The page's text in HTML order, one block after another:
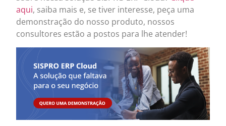
aqui, saiba mais e, se tiver interesse, peça uma
demonstração do nosso produto, nossos
consultores estão a postos para lhe atender!